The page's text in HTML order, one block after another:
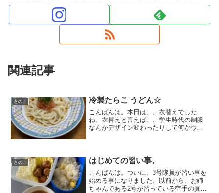
関連記事
きのこ 冷製たらこ うどん☆
こんばんは。本日は、、衣替えでした
ね。衣替えと言えば、、学生時代の制服
なんかデザイン変わったりして何かウキ
っぽいような、、少し気だるい...
きのこ はじめての習い事。
こんばんは。ついに、3号隊員が習い事を
始める事になりました。以前から、お姉
ちゃんである2号が習っている空手の真似